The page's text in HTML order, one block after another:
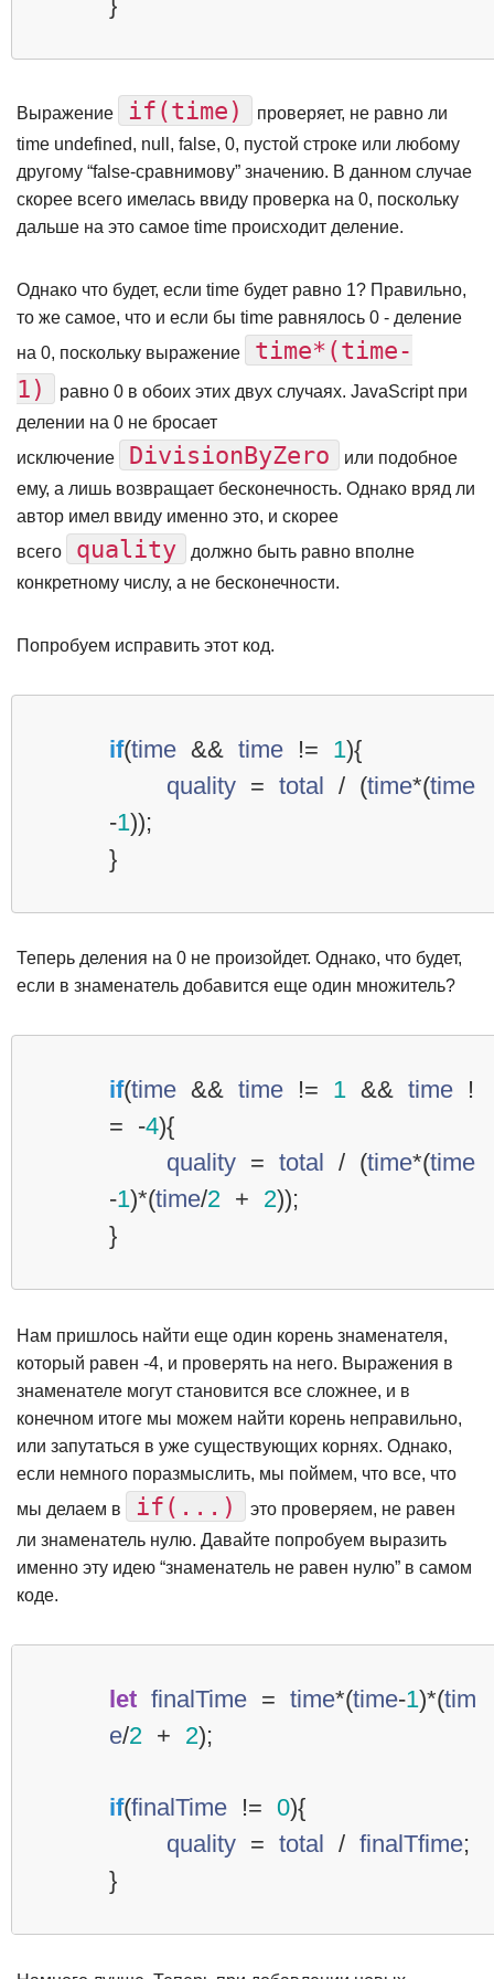
Выражение if(time)
проверяет, не равно ли
time undefined, null, false, 0, пустой строке или любому
другому “false-сравнимову” значению. В данном случае
скорее всего имелась ввиду проверка на 0, поскольку
дальше на это самое time происходит деление.
Однако что будет, если time будет равно 1? Правильно,
то же самое, что и если бы time равнялось 0 - деление
на 0, поскольку выражение
time*(time-
1)
равно 0 в обоих этих двух случаях. JavaScript при
делении на 0 не бросает
исключение
DivisionByZero
или подобное
ему, а лишь возвращает бесконечность. Однако вряд ли
автор имел ввиду именно это, и скорее
всего
quality
должно быть равно вполне
конкретному числу, а не бесконечности.
Попробуем исправить этот код.
if(time && time != 1){
quality = total / (time*(time
-1));
}
Теперь деления на 0 не произойдет. Однако, что будет,
если в знаменатель добавится еще один множитель?
if(time && time != 1 && time !
= -4){
quality = total / (time*(time
-1)*(time/2 + 2));
}
Нам пришлось найти еще один корень знаменателя,
который равен -4, и проверять на него. Выражения в
знаменателе могут становится все сложнее, и в
конечном итоге мы можем найти корень неправильно,
или запутаться в уже существующих корнях. Однако,
если немного поразмыслить, мы поймем, что все, что
мы делаем в
if(...)
это проверяем, не равен
ли знаменатель нулю. Давайте попробуем выразить
именно эту идею “знаменатель не равен нулю” в самом
коде.
let finalTime = time*(time-1)*(tim
e/2 + 2);
if(finalTime != 0){
quality = total / finalTfime;
}